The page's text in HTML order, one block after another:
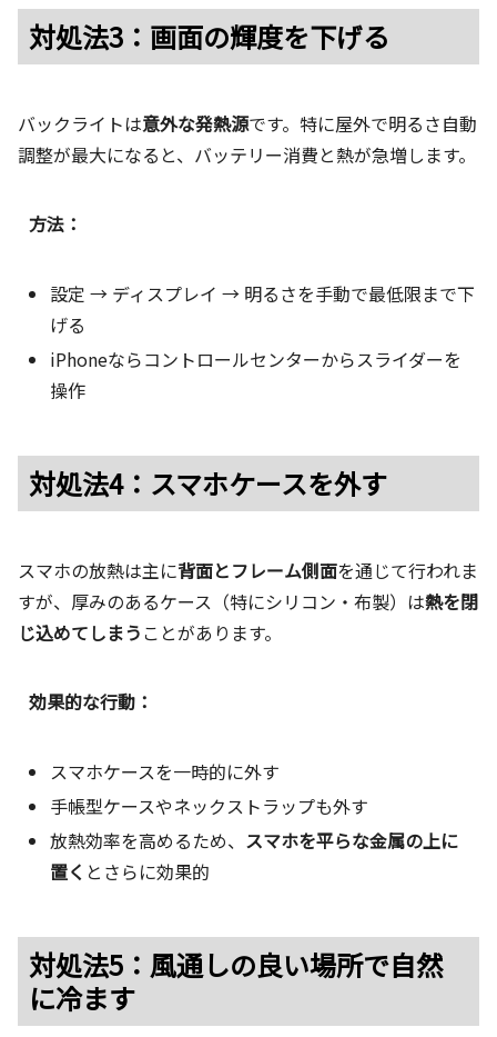
対処法3：画面の輝度を下げる
バックライトは意外な発熱源です。特に屋外で明るさ自動
調整が最大になると、バッテリー消費と熱が急増します。
方法：
設定 → ディスプレイ → 明るさを手動で最低限まで下
げる
iPhoneならコントロールセンターからスライダーを
操作
対処法4：スマホケースを外す
スマホの放熱は主に背面とフレーム側面を通じて行われま
すが、厚みのあるケース（特にシリコン・布製）は熱を閉
じ込めてしまう ことがあります。
効果的な行動：
スマホケースを一時的に外す
手帳型ケースやネックストラップも外す
放熱効率を高めるため、 スマホを平らな金属の上に
置く とさらに効果的
対処法5：風通しの良い場所で自然
に冷ます